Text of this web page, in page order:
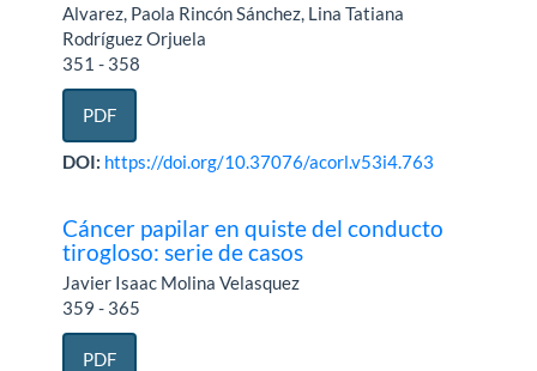
Alvarez, Paola Rincón Sánchez, Lina Tatiana
Rodríguez Orjuela
351 - 358
PDF
DOI: https://doi.org/10.37076/acorl.v53i4.763
Cáncer papilar en quiste del conducto
tirogloso: serie de casos
Javier Isaac Molina Velasquez
359 - 365
PDF